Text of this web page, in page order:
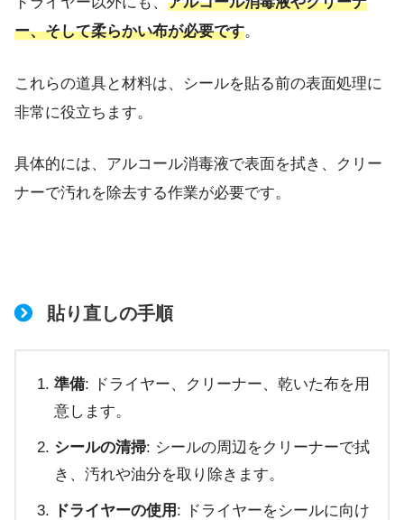
ー、そして柔らかい布が必要です。
これらの道具と材料は、シールを貼る前の表面処理に
非常に役立ちます。
具体的には、アルコール消毒液で表面を拭き、クリー
ナーで汚れを除去する作業が必要です。
貼り直しの手順
準備: ドライヤー、クリーナー、乾いた布を用
意します。
シールの清掃: シールの周辺をクリーナーで拭
き、汚れや油分を取り除きます。
ドライヤーの使用 : ドライヤーをシールに向け